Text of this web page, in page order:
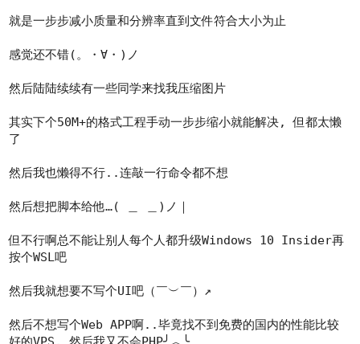
就是一步步减小质量和分辨率直到文件符合大小为止
感觉还不错(。・∀・)ノ
然后陆陆续续有一些同学来找我压缩图片
其实下个50M+的格式工程手动一步步缩小就能解决, 但都太懒
了
然后我也懒得不行..连敲一行命令都不想
然后想把脚本给他…( ＿ ＿)ノ｜
但不行啊总不能让别人每个人都升级Windows 10 Insider再
按个WSL吧
然后我就想要不写个UI吧（￣︶￣）↗
然后不想写个Web APP啊..毕竟找不到免费的国内的性能比较